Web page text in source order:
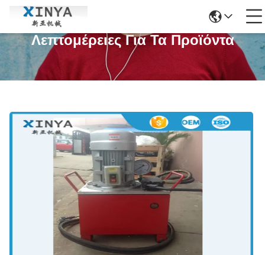
Λεπτομέρειες Για Τα Προϊόντα